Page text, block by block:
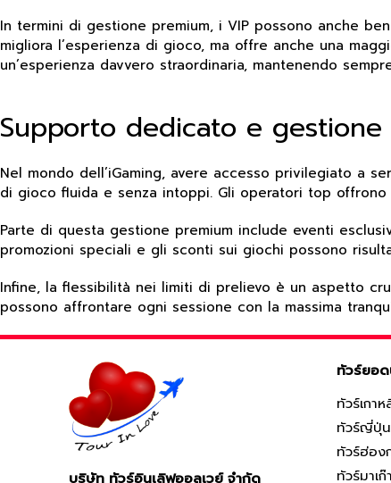
In termini di gestione premium, i VIP possono anche
migliora l’esperienza di gioco, ma offre anche una
un’esperienza davvero straordinaria, mantenendo
Supporto dedicato e
Nel mondo dell’iGaming, avere accesso privilegiato a
di gioco fluida e senza intoppi. Gli operatori top
Parte di questa gestione premium include eventi
promozioni speciali e gli sconti sui giochi possono
Infine, la flessibilità nei limiti di prelievo è un aspetto
possono affrontare ogni sessione con la massima
บริษัท ทัวร์อินเลิฟออลเวย์ จำกัด
ทัวร์ยอ
ทัวร์เกาห
ทัวร์ญี่ปุ่น
ทัวร์ฮ่อง
ทัวร์มาเก๊า